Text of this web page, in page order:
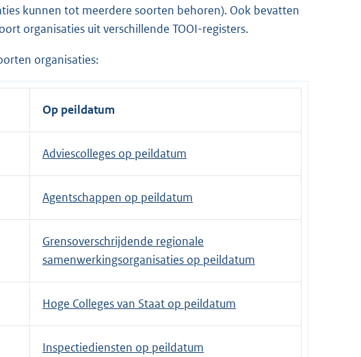
kunnen tot meerdere soorten behoren). Ook bevatten
organisaties uit verschillende TOOI-registers.
organisaties:
Op peildatum
Adviescolleges op peildatum
Agentschappen op peildatum
Grensoverschrijdende regionale
samenwerkingsorganisaties op peildatum
Hoge Colleges van Staat op peildatum
Inspectiediensten op peildatum